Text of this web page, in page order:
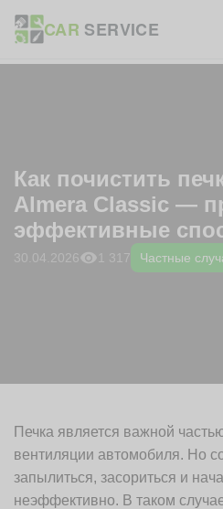
CAR SERVICE
ГЛАВНАЯ
ПЕЧКУ НА NISSAN ALMERA
СПОСОБЫ
Как почистить
Almera Classic —
эффективные
30.04.2026 1 317 Частные
Печка является важной
вентиляции автомобиля. Но
запылиться, засориться и
неэффективно. В таком